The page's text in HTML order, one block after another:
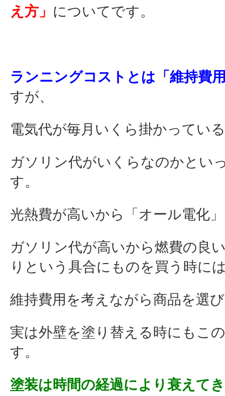
え方」 についてです。
ランニングコストとは「維持費
すが、
電気代が毎月いくら掛かってい
ガソリン代がいくらなのかとい
す。
光熱費が高いから「オール電化
ガソリン代が高いから燃費の良
りという具合にものを買う時に
維持費用を考えながら商品を選
実は外壁を塗り替える時にもこ
す。
塗装は時間の経過により 衰えて